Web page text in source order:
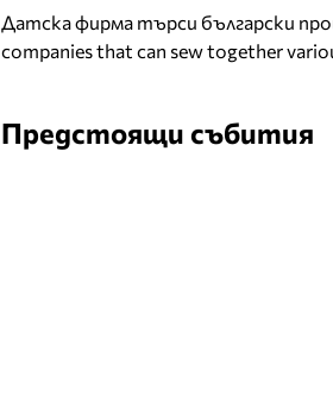
Датска фирма търси български
companies that can sew together
Предстоящи събития